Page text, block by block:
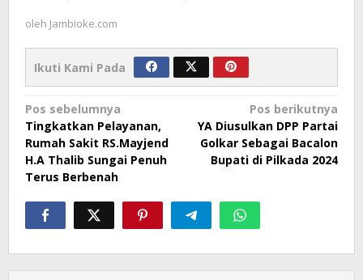
oleh Jambioke.com
Ikuti Kami Pada
Navigasi
pos
Pos sebelumnya
Tingkatkan Pelayanan,
Rumah Sakit RS.Mayjend
H.A Thalib Sungai Penuh
Terus Berbenah
Pos berikutnya
YA Diusulkan DPP Partai
Golkar Sebagai Bacalon
Bupati di Pilkada 2024